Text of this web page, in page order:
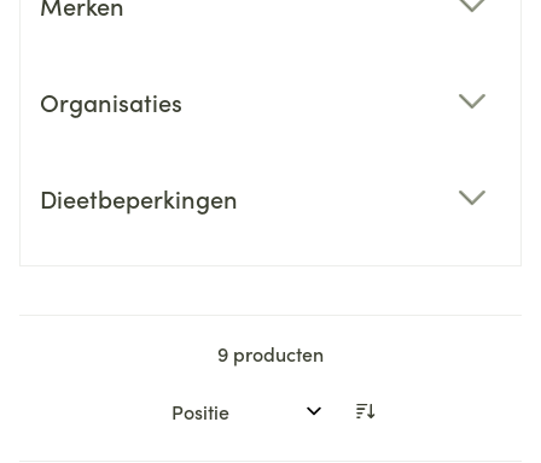
Organisaties
Dieetbeperkingen
9 producten
Sorteer op: